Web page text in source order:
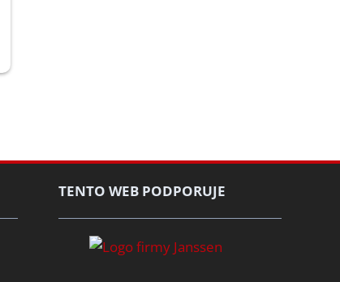
TENTO WEB PODPORUJE